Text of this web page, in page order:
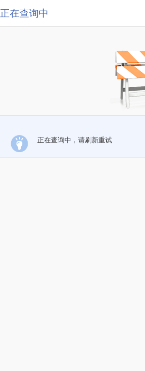
正在查询中
正在查询中，请刷新重试